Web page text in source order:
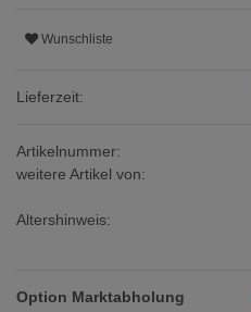
Wunschliste
Lieferzeit:
Artikelnummer:
weitere Artikel von:
Altershinweis:
Option Marktabholung